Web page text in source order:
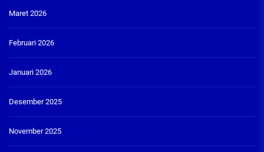
Maret 2026
Februari 2026
Januari 2026
Desember 2025
November 2025